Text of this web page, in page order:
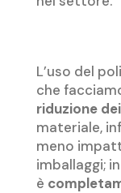
L’uso del
che
riduzione
materiale,
meno
imballaggi;
è